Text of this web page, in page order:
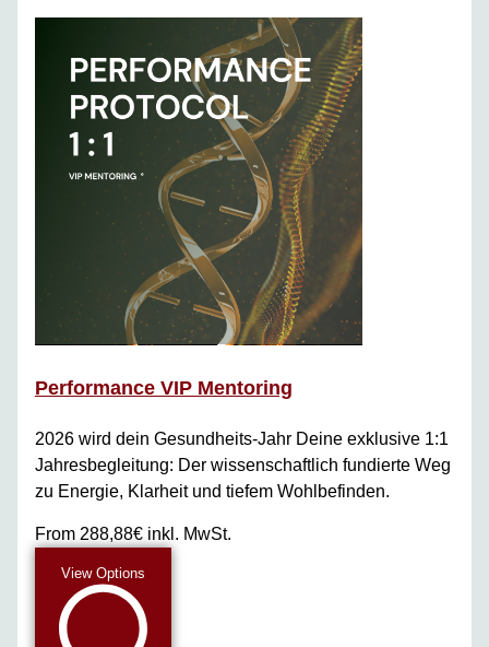
Performance VIP Mentoring
2026 wird dein Gesundheits-Jahr Deine exklusive 1:1
Jahresbegleitung: Der wissenschaftlich fundierte Weg
zu Energie, Klarheit und tiefem Wohlbefinden.
From 288,88€ inkl. MwSt.
View Options